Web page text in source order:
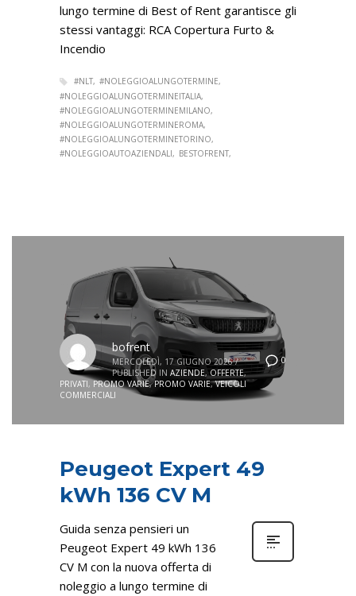
lungo termine di Best of Rent garantisce gli
stessi vantaggi: RCA Copertura Furto &
Incendio
#NLT #NOLEGGIOALUNGOTERMINE
#NOLEGGIOALUNGOTERMINEITALIA
#NOLEGGIOALUNGOTERMINEMILANO
#NOLEGGIOALUNGOTERMINEROMA
#NOLEGGIOALUNGOTERMINETORINO
#NOLEGGIOAUTOAZIENDALI
BESTOFRENT
0
bofrent
MERCOLEDÌ, 17 GIUGNO 2026 /
PUBLISHED IN AZIENDE,OFFERTE,
PRIVATI, PROMO VARIE,PROMO VARIE,VEICOLI
COMMERCIALI
Peugeot Expert 49
kWh 136 CV M
Guida senza pensieri un
Peugeot Expert 49 kWh 136
CV M con la nuova offerta di
noleggio a lungo termine di